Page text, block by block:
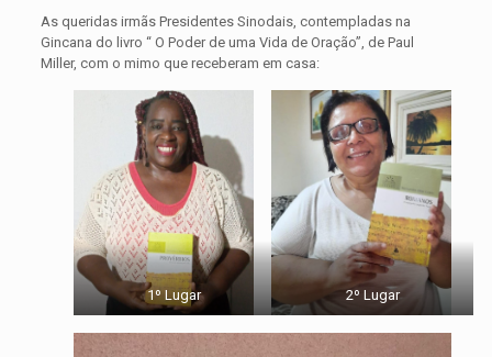
As queridas irmãs Presidentes Sinodais, contempladas na
Gincana do livro “ O Poder de uma Vida de Oração”, de Paul
Miller, com o mimo que receberam em casa:
1º Lugar 2º Lugar